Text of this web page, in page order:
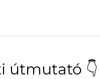
útmutató 👇